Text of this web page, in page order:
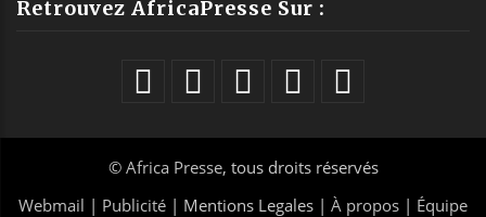
Retrouvez AfricaPresse Sur :
© Africa Presse, tous droits réservés
Webmail | Publicité | Mentions Legales | À propos | Équipe